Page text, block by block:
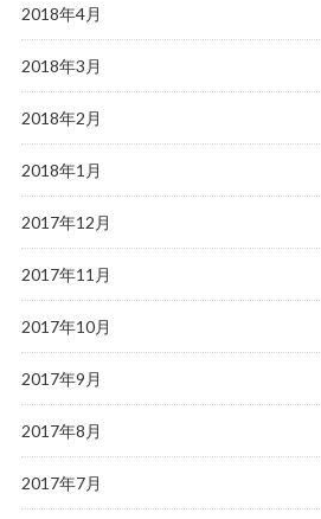
2018年4月
2018年3月
2018年2月
2018年1月
2017年12月
2017年11月
2017年10月
2017年9月
2017年8月
2017年7月